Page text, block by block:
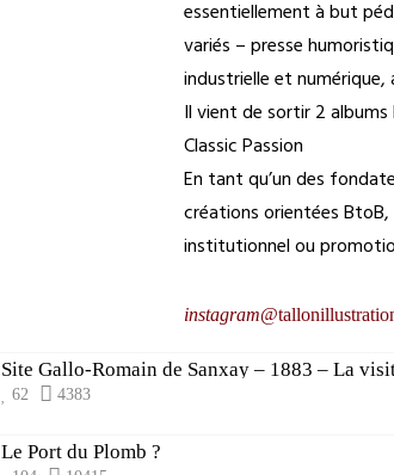
essentiellement à but
variés – presse
industrielle et
Il vient de sortir 2 albums
Classic Passion
En tant qu’un des
créations orientées
institutionnel ou
instagram
Site Gallo-Romain de Sanxay – 1883 – La
62 4383
Le Port du Plomb ?